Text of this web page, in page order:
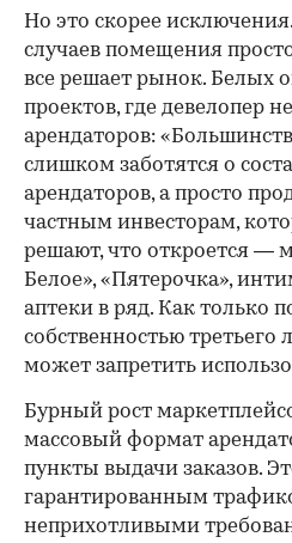
Но это скорее
случаев помещения
все решает рынок. Белых
проектов, где девелопер
арендаторов:
слишком заботятся о
арендаторов, а просто
частным инвесторам,
решают, что откроется —
Белое», «Пятерочка»,
аптеки в ряд. Как только
собственностью третьего
может запретить
Бурный рост
массовый формат
пункты выдачи заказов.
гарантированным
неприхотливыми